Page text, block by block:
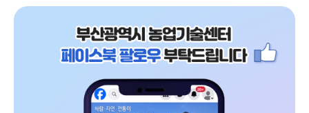
니올여름 나들이 계획에 활용해 보세요!⚠️ 방문 전 꼭 확인!사전예약이
필요하거나, 기상 상황·시설 점검 등에 따라운영 일정이 변경될 수 있으
니, 출발 전 해당 시설의누리집 또는 문의처를 통해 운영 여부를 확인해
주세요.💙 이번 여름,부산 곳곳의 시원한 물놀이터에서아이들과 즐거운
추억을 만들어 보세요!* 자세한 내용 보기 클릭